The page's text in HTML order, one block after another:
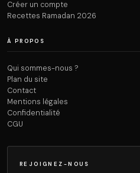
Créer un compte
Recettes Ramadan 2026
À PROPOS
Qui sommes-nous ?
Plan du site
Contact
Mentions légales
Confidentialité
CGU
REJOIGNEZ-NOUS